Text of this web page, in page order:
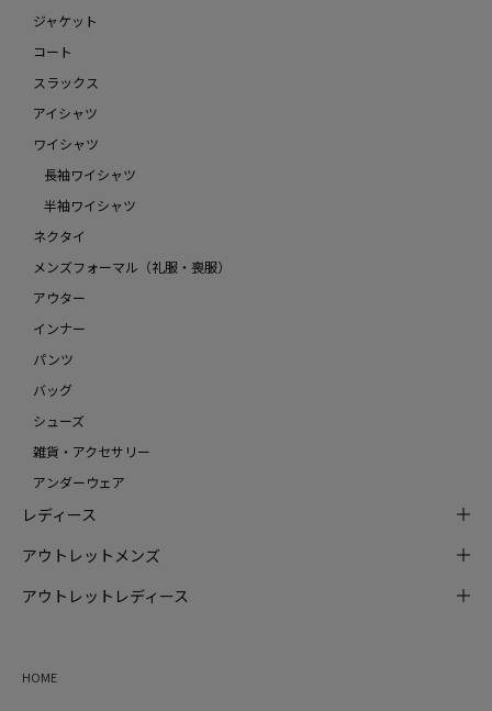
ジャケット
コート
スラックス
アイシャツ
ワイシャツ
長袖ワイシャツ
半袖ワイシャツ
ネクタイ
メンズフォーマル（礼服・喪服）
アウター
インナー
パンツ
バッグ
シューズ
雑貨・アクセサリー
アンダーウェア
レディース
アウトレットメンズ
アウトレットレディース
HOME